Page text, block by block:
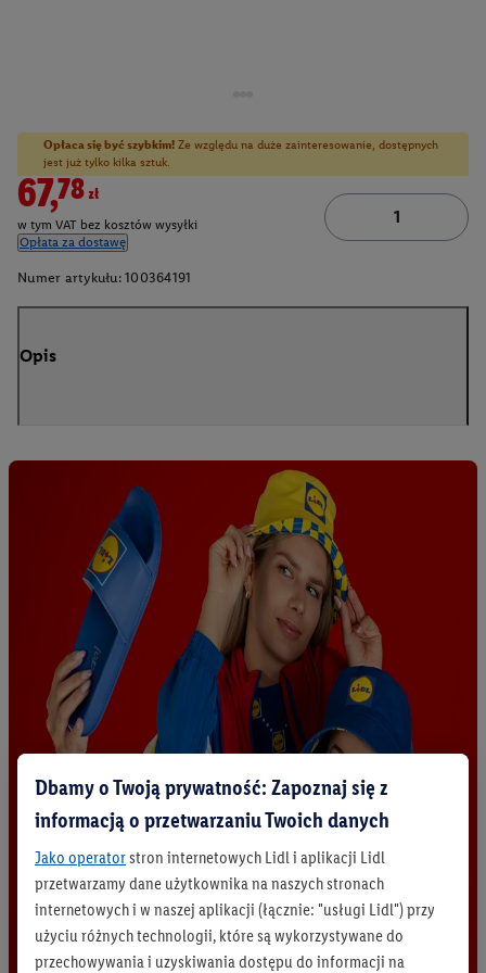
Opłaca się być szybkim! Ze względu na duże zainteresowanie, dostępnych
jest już tylko kilka sztuk.
67,78zł
w tym VAT bez kosztów wysyłki
Opłata za dostawę
Numer artykułu: 100364191
Opis
Dbamy o Twoją prywatność: Zapoznaj się z
informacją o przetwarzaniu Twoich danych
Jako operatorstron internetowych Lidl i aplikacji Lidl
przetwarzamy dane użytkownika na naszych stronach
internetowych i w naszej aplikacji (łącznie: "usługi Lidl") przy
użyciu różnych technologii, które są wykorzystywane do
przechowywania i uzyskiwania dostępu do informacji na